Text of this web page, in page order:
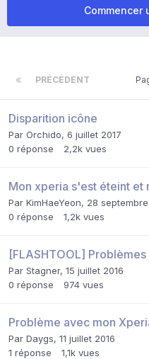
Commencer
PRÉCÉDENT
Disparition icône
Par Orchido, 6 juillet 2017
0 réponse 2,2k vues
Mon xperia s'est éteint et
Par KimHaeYeon, 28 septembre
0 réponse 1,2k vues
[FLASHTOOL] Problèmes
Par Stagner, 15 juillet 2016
0 réponse 974 vues
Problème avec mon
Par Daygs, 11 juillet 2016
1 réponse 1,1k vues